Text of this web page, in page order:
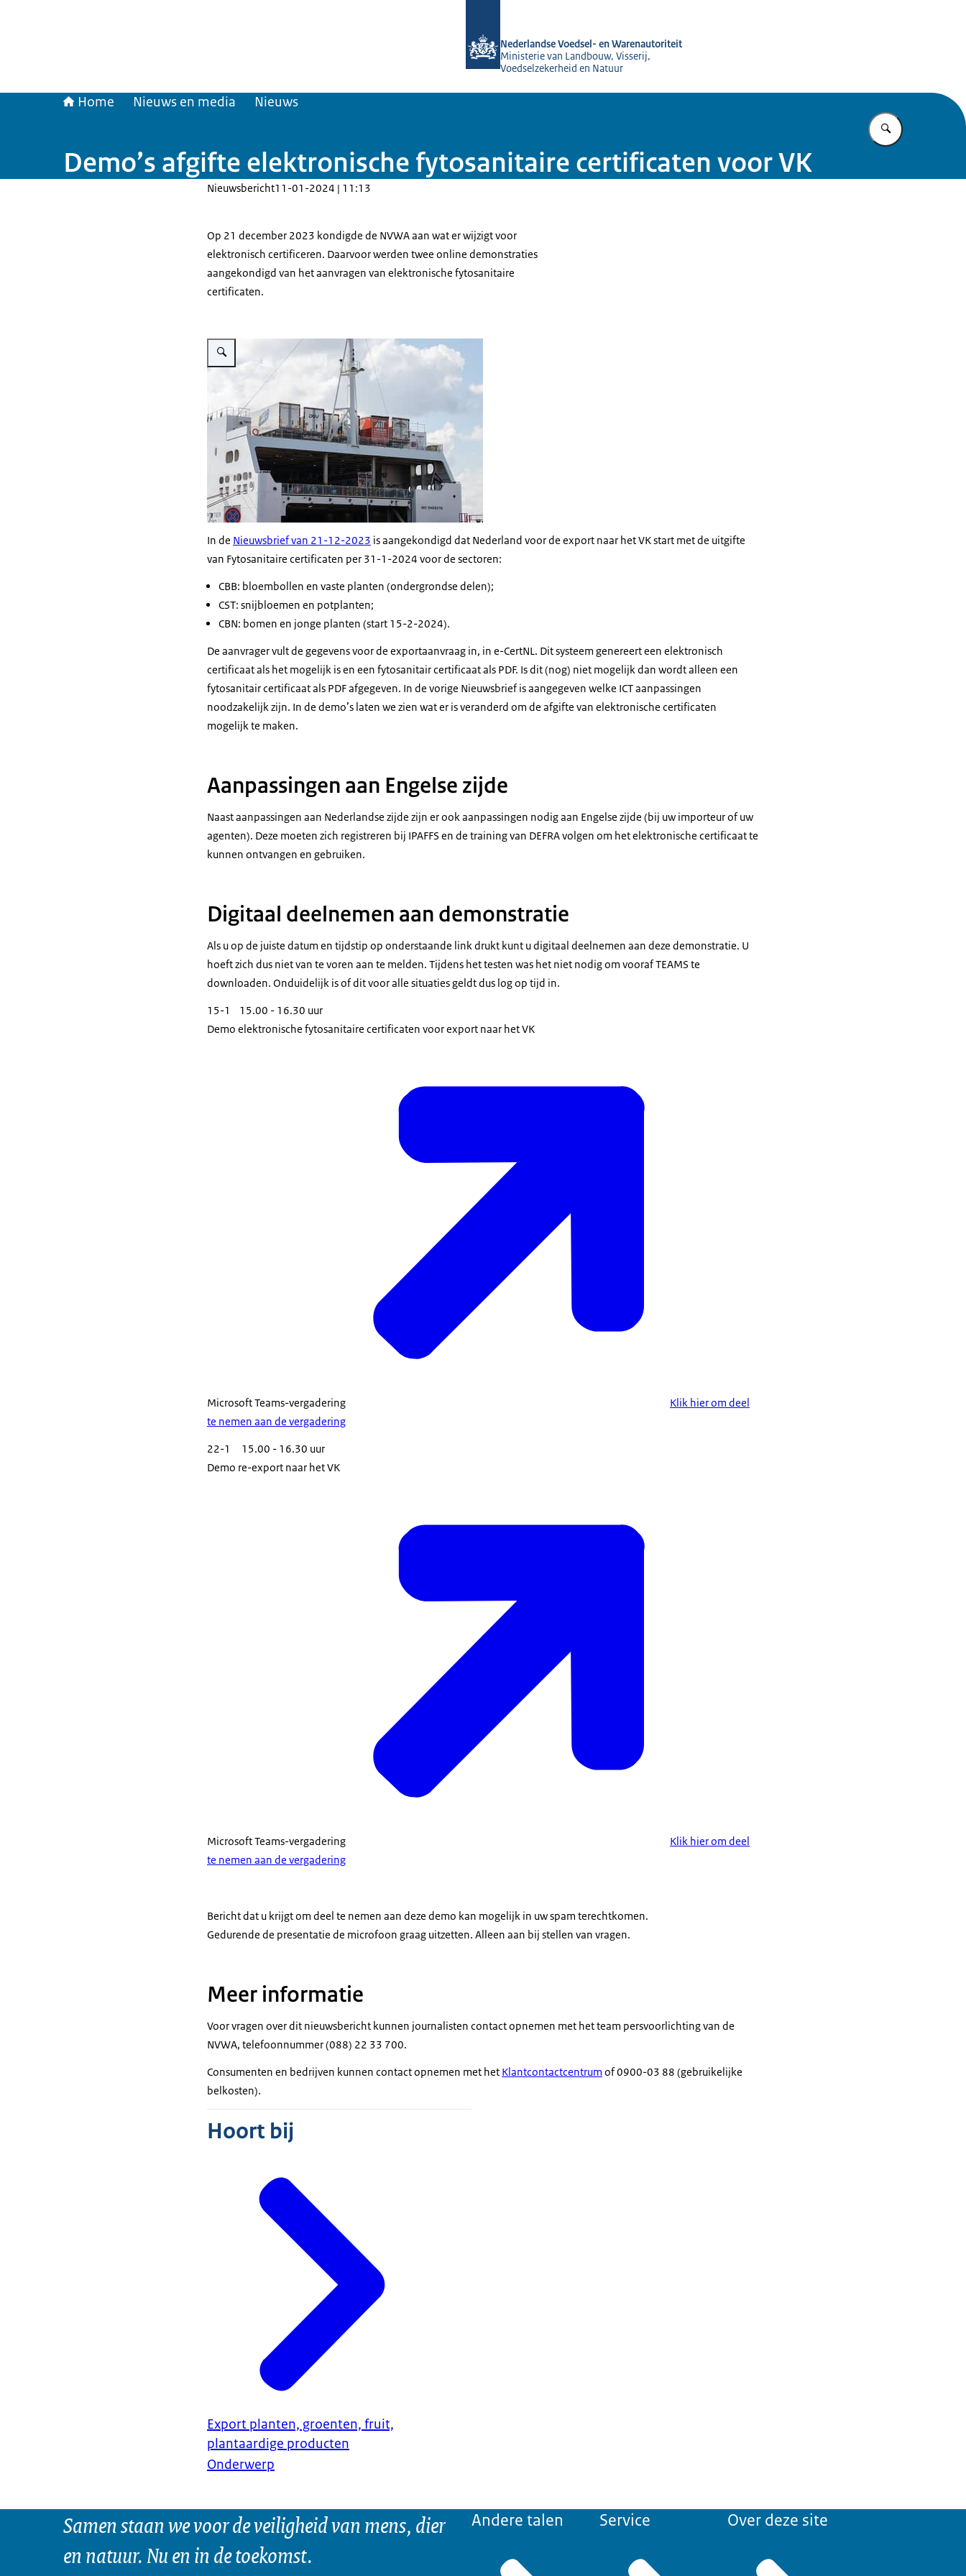
Nederlandse Voedsel- en Warenautoriteit
Ministerie van Landbouw, Visserij,
Voedselzekerheid en Natuur
Home Nieuws en media Nieuws
Vul in wat u
Demo’s afgifte elektronische fytosanitaire certificaten voor VK
Nieuwsbericht11-01-2024 | 11:13
Op 21 december 2023 kondigde de NVWA aan wat er wijzigt voor
elektronisch certificeren. Daarvoor werden twee online demonstraties
aangekondigd van het aanvragen van elektronische fytosanitaire
certificaten.
Vergroot afbeelding Vrachtwagens op veerboot van Stena Line
In de Nieuwsbrief van 21-12-2023 is aangekondigd dat Nederland voor de export naar het VK start met de uitgifte
van Fytosanitaire certificaten per 31-1-2024 voor de sectoren:
CBB: bloembollen en vaste planten (ondergrondse delen);
CST: snijbloemen en potplanten;
CBN: bomen en jonge planten (start 15-2-2024).
De aanvrager vult de gegevens voor de exportaanvraag in, in e-CertNL. Dit systeem genereert een elektronisch
certificaat als het mogelijk is en een fytosanitair certificaat als PDF. Is dit (nog) niet mogelijk dan wordt alleen een
fytosanitair certificaat als PDF afgegeven. In de vorige Nieuwsbrief is aangegeven welke ICT aanpassingen
noodzakelijk zijn. In de demo’s laten we zien wat er is veranderd om de afgifte van elektronische certificaten
mogelijk te maken.
Aanpassingen aan Engelse zijde
Naast aanpassingen aan Nederlandse zijde zijn er ook aanpassingen nodig aan Engelse zijde (bij uw importeur of uw
agenten). Deze moeten zich registreren bij IPAFFS en de training van DEFRA volgen om het elektronische certificaat te
kunnen ontvangen en gebruiken.
Digitaal deelnemen aan demonstratie
Als u op de juiste datum en tijdstip op onderstaande link drukt kunt u digitaal deelnemen aan deze demonstratie. U
hoeft zich dus niet van te voren aan te melden. Tijdens het testen was het niet nodig om vooraf TEAMS te
downloaden. Onduidelijk is of dit voor alle situaties geldt dus log op tijd in.
15-1 15.00 - 16.30 uur
Demo elektronische fytosanitaire certificaten voor export naar het VK
Microsoft Teams-vergadering
Klik hier om deel
te nemen aan de vergadering
22-1 15.00 - 16.30 uur
Demo re-export naar het VK
Microsoft Teams-vergadering
Klik hier om deel
te nemen aan de vergadering
Bericht dat u krijgt om deel te nemen aan deze demo kan mogelijk in uw spam terechtkomen.
Gedurende de presentatie de microfoon graag uitzetten. Alleen aan bij stellen van vragen.
Meer informatie
Voor vragen over dit nieuwsbericht kunnen journalisten contact opnemen met het team persvoorlichting van de
NVWA, telefoonnummer (088) 22 33 700.
Consumenten en bedrijven kunnen contact opnemen met het Klantcontactcentrum of 0900-03 88 (gebruikelijke
belkosten).
Hoort bij
Export planten, groenten, fruit,
plantaardige producten
Onderwerp
Samen staan we voor de veiligheid van mens, dier
en natuur. Nu en in de toekomst.
Andere talen Service Over deze site